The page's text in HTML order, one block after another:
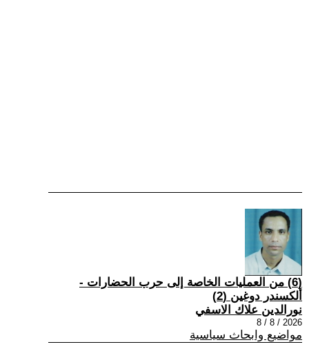
(6) من العمليات الخاصة إلى حرب الحضارات -
ألكسندر دوغين (2)
نورالدين علاك الاسفي
2026 / 8 / 8
مواضيع وابحاث سياسية